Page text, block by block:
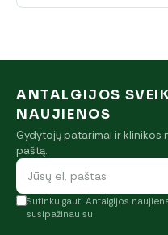
ANTALGIJOS
NAUJIENOS
Gydytojų patarimai ir klinikos
paštą.
Sutinku gauti Antalgijos
susipažinau su